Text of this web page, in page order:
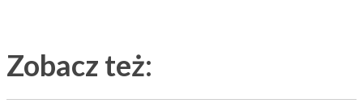
Zobacz też: